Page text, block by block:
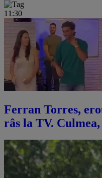
11:30
Ferran Torres,
râs la TV.